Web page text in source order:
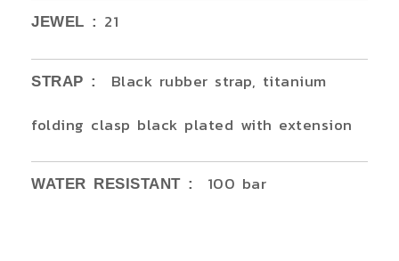
JEWEL : 21
STRAP :
Black rubber strap, titanium
folding clasp black plated with extension
WATER RESISTANT : 100 bar